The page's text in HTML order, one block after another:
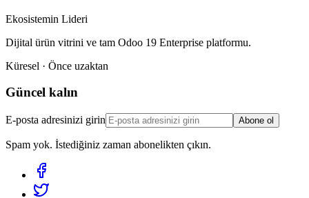
Ekosistemin Lideri
Dijital ürün vitrini ve tam Odoo 19 Enterprise platformu.
Küresel · Önce uzaktan
Güncel kalın
E-posta adresinizi girin Abone ol
Spam yok. İstediğiniz zaman abonelikten çıkın.